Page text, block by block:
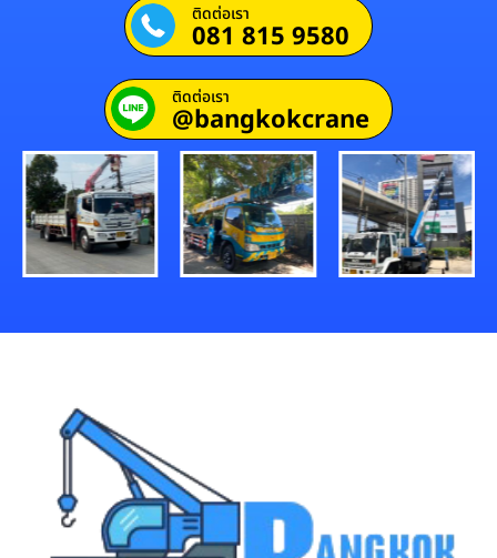
ติดต่อเรา
081 815 9580
ติดต่อเรา
@bangkokcrane